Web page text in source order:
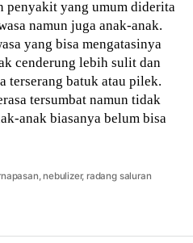
penyakit yang umum diderita
namun juga anak-anak.
yang bisa mengatasinya
cenderung lebih sulit dan
terserang batuk atau pilek.
tersumbat namun tidak
anak biasanya belum bisa
,nebulizer,radang saluran